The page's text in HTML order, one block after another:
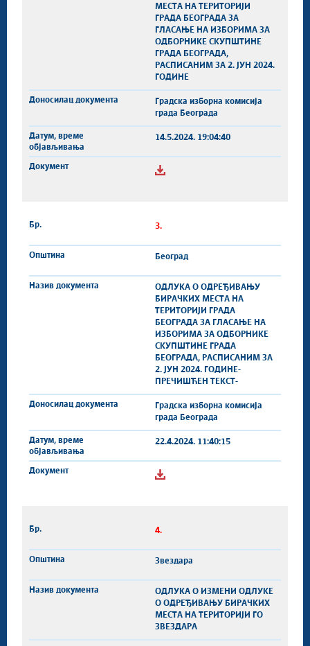
МЕСТА НА ТЕРИТОРИЈИ
ГРАДА БЕОГРАДА ЗА
ГЛАСАЊЕ НА ИЗБОРИМА ЗА
ОДБОРНИКЕ СКУПШТИНЕ
ГРАДА БЕОГРАДА,
РАСПИСАНИМ ЗА 2. ЈУН 2024.
ГОДИНЕ
Градска изборна комисија
града Београда
14.5.2024. 19:04:40
3.
Београд
ОДЛУКA О ОДРЕЂИВАЊУ
БИРАЧКИХ МЕСТА НА
ТЕРИТОРИЈИ ГРАДА
БЕОГРАДА ЗА ГЛАСАЊЕ НА
ИЗБОРИМА ЗА ОДБОРНИКЕ
СКУПШТИНЕ ГРАДА
БЕОГРАДА, РАСПИСАНИМ ЗА
2. ЈУН 2024. ГОДИНЕ-
ПРЕЧИШЋЕН ТЕКСТ-
Градска изборна комисија
града Београда
22.4.2024. 11:40:15
4.
Звездара
ОДЛУКА О ИЗМЕНИ ОДЛУКЕ
О OДРЕЂИВАЊУ БИРАЧКИХ
МЕСТА НА ТЕРИТОРИЈИ ГО
ЗВЕЗДАРА